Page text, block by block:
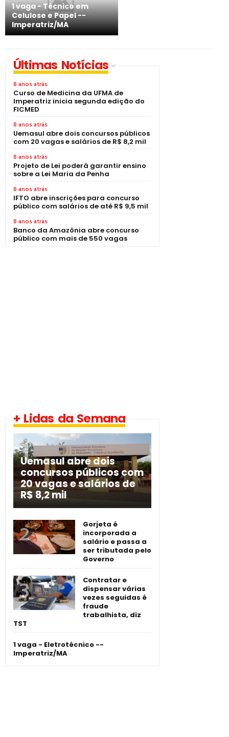
1 vaga - Técnico em
Celulose e Papel -­
Imperatriz/MA
Últimas Notícias
8 anos atrás
Curso de Medicina da UFMA de
Imperatriz inicia segunda edição do
FICMED
8 anos atrás
Uemasul abre dois concursos públicos
com 20 vagas e salários de R$ 8,2 mil
8 anos atrás
Projeto de Lei poderá garantir ensino
sobre a Lei Maria da Penha
8 anos atrás
IFTO abre inscrições para concurso
público com salários de até R$ 9,5 mil
8 anos atrás
Banco da Amazônia abre concurso
público com mais de 550 vagas
+ Lidas da Semana
Uemasul abre dois
concursos públicos com
20 vagas e salários de
R$ 8,2 mil
Gorjeta é
incorporada a
salário e passa a
ser tributada pelo
Governo
Contratar e
dispensar várias
vezes seguidas é
fraude
trabalhista, diz
TST
1 vaga - Eletrotécnico -­
Imperatriz/MA